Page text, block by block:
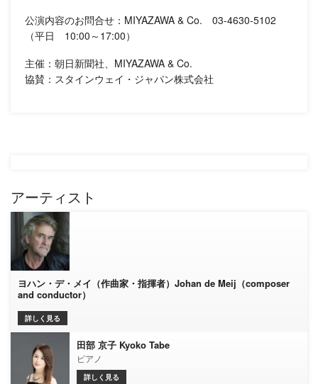
公演内容のお問合せ：MIYAZAWA & Co. 03-4630-5102
（平日 10:00～17:00）
主催：朝日新聞社、MIYAZAWA & Co.
協賛：スタインウェイ・ジャパン株式会社
アーティスト
ヨハン・デ・メイ（作曲家・指揮者）Johan de Meij（composer
and conductor）
詳しく見る
田部 京子 Kyoko Tabe
ピアノ
詳しく見る